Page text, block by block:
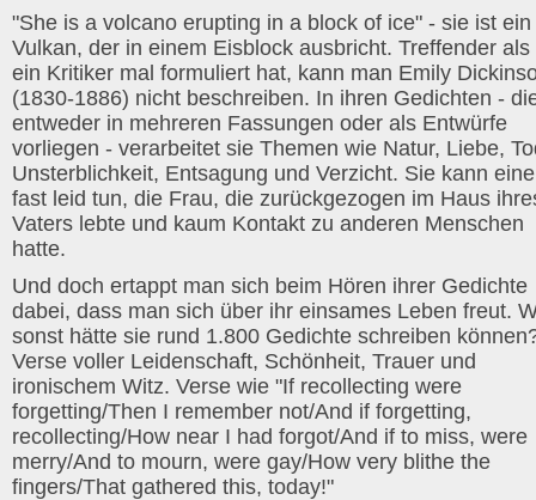
"She is a volcano erupting in a block of ice" - sie ist ein
Vulkan, der in einem Eisblock ausbricht. Treffender als
ein Kritiker mal formuliert hat, kann man Emily
(1830-1886) nicht beschreiben. In ihren Gedichten -
entweder in mehreren Fassungen oder als Entwürfe
vorliegen - verarbeitet sie Themen wie Natur, Liebe,
Unsterblichkeit, Entsagung und Verzicht. Sie kann
fast leid tun, die Frau, die zurückgezogen im Haus
Vaters lebte und kaum Kontakt zu anderen Menschen
hatte.
Und doch ertappt man sich beim Hören ihrer Gedichte
dabei, dass man sich über ihr einsames Leben freut.
sonst hätte sie rund 1.800 Gedichte schreiben
Verse voller Leidenschaft, Schönheit, Trauer und
ironischem Witz. Verse wie "If recollecting were
forgetting/Then I remember not/And if forgetting,
recollecting/How near I had forgot/And if to miss, were
merry/And to mourn, were gay/How very blithe the
fingers/That gathered this, today!"